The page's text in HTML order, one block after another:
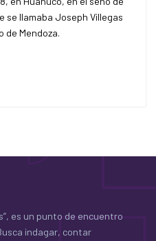
se llamaba Joseph Villegas
de Mendoza.
es un punto de encuentro
indagar, contar